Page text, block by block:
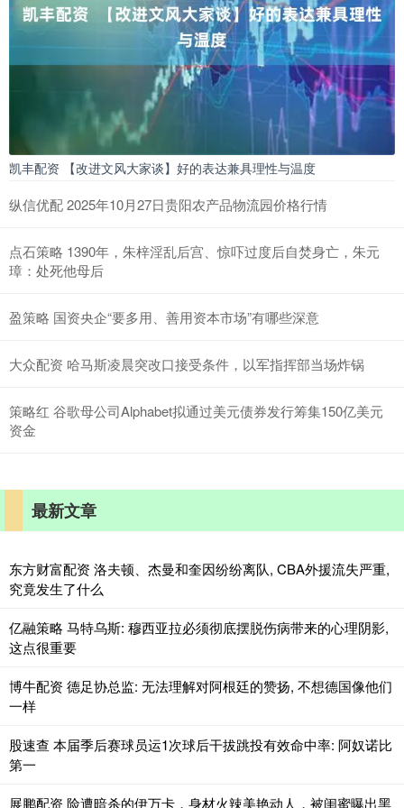
凯丰配资 【改进文风大家谈】好的表达兼具理性与温度
纵信优配 2025年10月27日贵阳农产品物流园价格行情
点石策略 1390年，朱梓淫乱后宫、惊吓过度后自焚身亡，朱元
璋：处死他母后
盈策略 国资央企“要多用、善用资本市场”有哪些深意
大众配资 哈马斯凌晨突改口接受条件，以军指挥部当场炸锅
策略红 谷歌母公司Alphabet拟通过美元债券发行筹集150亿美元
资金
最新文章
东方财富配资 洛夫顿、杰曼和奎因纷纷离队, CBA外援流失严重,
究竟发生了什么
亿融策略 马特乌斯: 穆西亚拉必须彻底摆脱伤病带来的心理阴影,
这点很重要
博牛配资 德足协总监: 无法理解对阿根廷的赞扬, 不想德国像他们
一样
股速查 本届季后赛球员运1次球后干拔跳投有效命中率: 阿奴诺比
第一
展鹏配资 险遭暗杀的伊万卡，身材火辣美艳动人，被闺蜜曝出黑